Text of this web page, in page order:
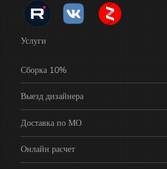
Услуги
Сборка 10%
Выезд дизайнера
Доставка по МО
Онлайн расчет